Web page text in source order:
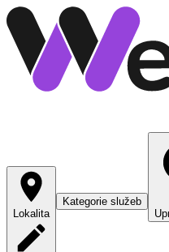
Lokalita
Kategorie služeb